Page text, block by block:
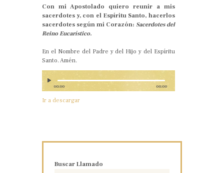
Con mi Apostolado quiero reunir a mis
sacerdotes y, con el Espíritu Santo, hacerlos
sacerdotes según mi Corazón: Sacerdotes del
Reino Eucarístico.
En el Nombre del Padre y del Hijo y del Espíritu
Santo. Amén.
00:00 00:00
Ir a descargar
Buscar Llamado